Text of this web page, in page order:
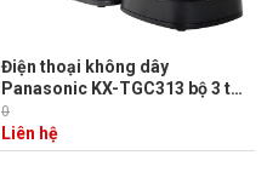
Điện thoại không dây
Panasonic KX-TGC313 bộ 3 tay
con, Led hiển thị số gọi đến, 6
số gọi nhanh, loa ngoài, khóa
máy, chuyển cuộc gọi
0
Liên hệ